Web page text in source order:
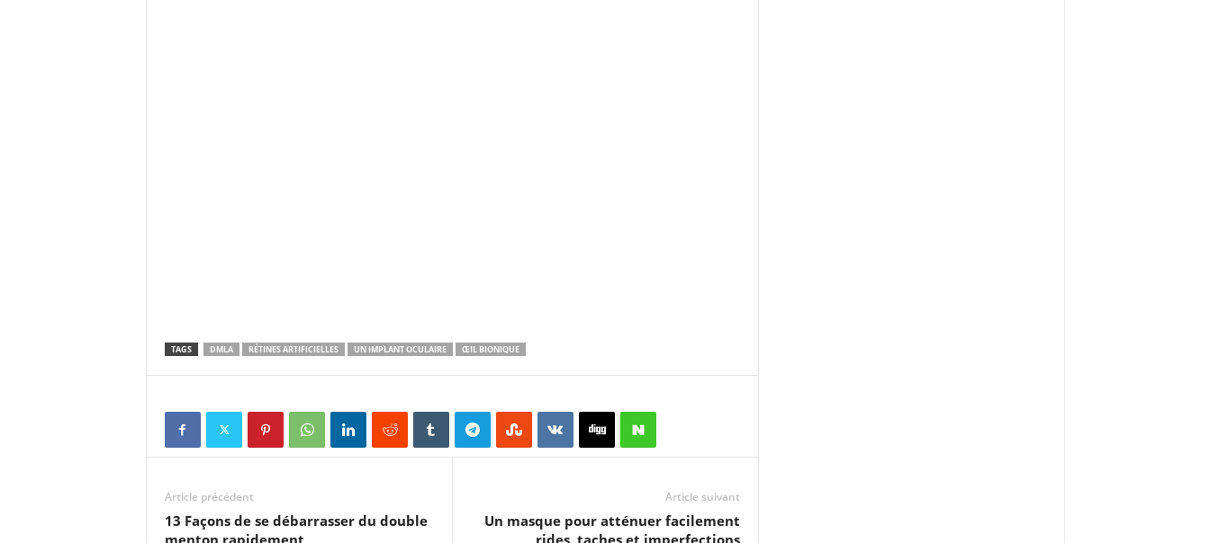
TAGS DMLA RÉTINES ARTIFICIELLES UN IMPLANT OCULAIRE ŒIL BIONIQUE
Article précédent
13 Façons de se débarrasser du double
menton rapidement
Article suivant
Un masque pour atténuer facilement
rides, taches et imperfections